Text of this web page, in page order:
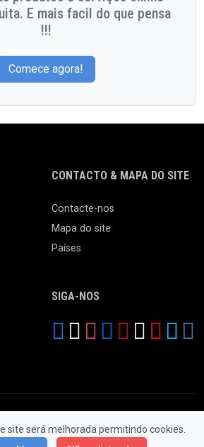
E mais facil do que pensa
!!!
Comece agora!
site será melhorada permitindo cookies.
CONTACTO & MAPA DO SITE
Contacte-nos
Mapa do site
Países
SIGA-NOS
Ladra. Todos os Direitos Reservados.